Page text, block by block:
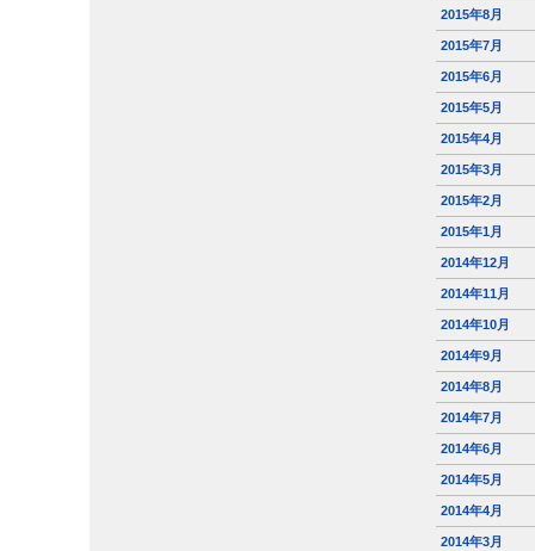
2015年8月
2015年7月
2015年6月
2015年5月
2015年4月
2015年3月
2015年2月
2015年1月
2014年12月
2014年11月
2014年10月
2014年9月
2014年8月
2014年7月
2014年6月
2014年5月
2014年4月
2014年3月